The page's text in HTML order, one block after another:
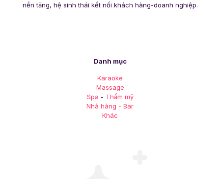
nền tảng, hệ sinh thái kết nối khách hàng-doanh nghiệp.
Danh mục
Karaoke
Massage
Spa - Thẩm mỹ
Nhà hàng - Bar
Khác